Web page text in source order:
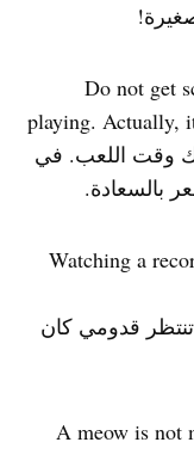
.Do not get
playing. Actually,
وقت اللعب. في
بالسعادة.
!Watching a
قدومي كان
!A meow is not